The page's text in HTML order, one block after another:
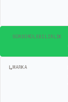
SÜRDÜRÜLEBILIRLIK
↳MARKA